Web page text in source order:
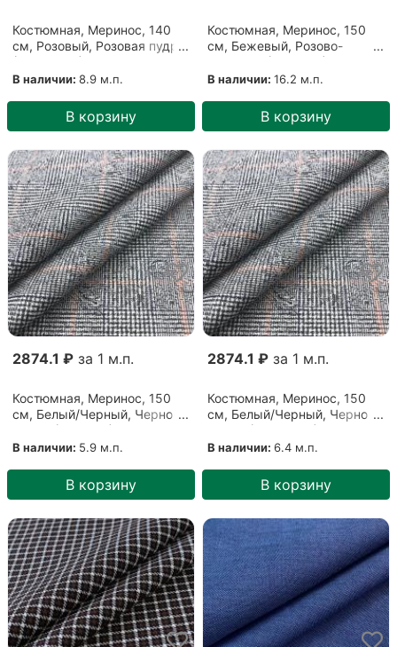
Костюмная, Меринос, 140
см, Розовый, Розовая пудра
(06092203)
В наличии: 8.9 м.п.
В корзину
Костюмная, Меринос, 150
см, Бежевый, Розово-
бежевый (0212205)
В наличии: 16.2 м.п.
В корзину
2874.1 ₽ за 1 м.п.
Костюмная, Меринос, 150
см, Белый/Черный, Черно-
белый (0312201)
В наличии: 5.9 м.п.
В корзину
2874.1 ₽ за 1 м.п.
Костюмная, Меринос, 150
см, Белый/Черный, Черно-
белый (24062104)
В наличии: 6.4 м.п.
В корзину